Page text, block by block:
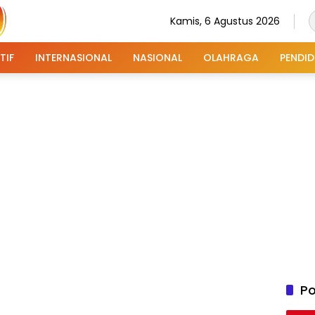
Kamis, 6 Agustus 2026
INTERNASIONAL NASIONAL OLAHRAGA